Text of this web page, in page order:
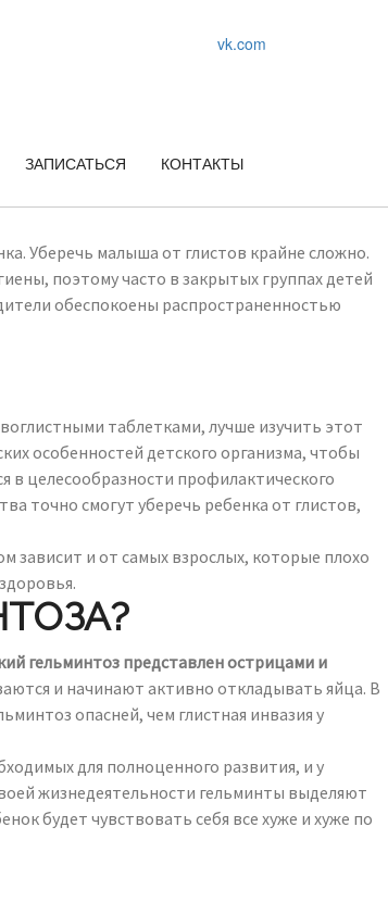
vk.com
ЗАПИСАТЬСЯ КОНТАКТЫ
Уберечь малыша от глистов крайне сложно.
поэтому часто в закрытых группах детей
обеспокоены распространенностью
таблетками, лучше изучить этот
особенностей детского организма, чтобы
в целесообразности профилактического
точно смогут уберечь ребенка от глистов,
зависит и от самых взрослых, которые плохо
гельминтоз представлен острицами и
и начинают активно откладывать яйца. В
опасней, чем глистная инвазия у
для полноценного развития, и у
жизнедеятельности гельминты выделяют
будет чувствовать себя все хуже и хуже по